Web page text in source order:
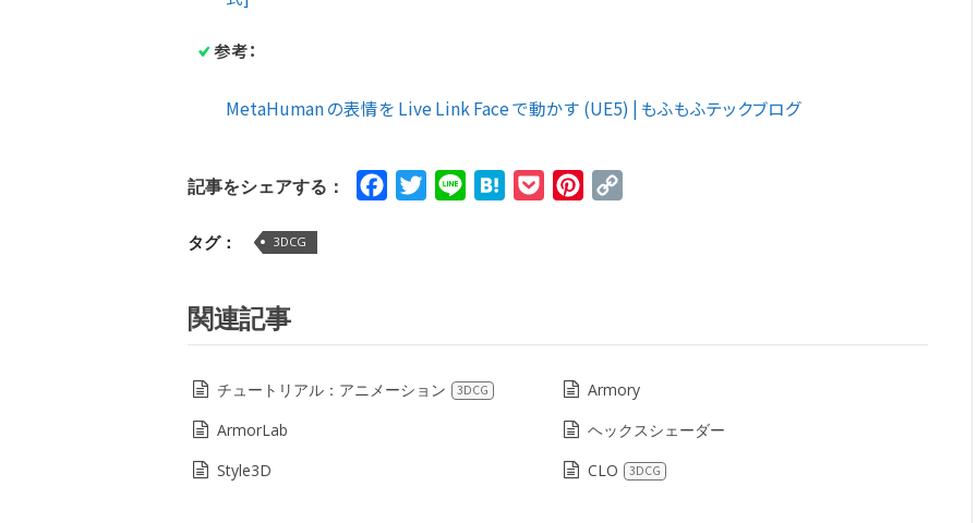
参考：
MetaHuman の表情を Live Link Face で動かす (UE5) | もふもふテックブログ
記事をシェアする： FacebookTwitterLine HatenaPocketPinterest
タグ： 3DCG
関連記事
チュートリアル：アニメーション 3DCG
Armory
ArmorLab
ヘックスシェーダー
Style3D
CLO 3DCG